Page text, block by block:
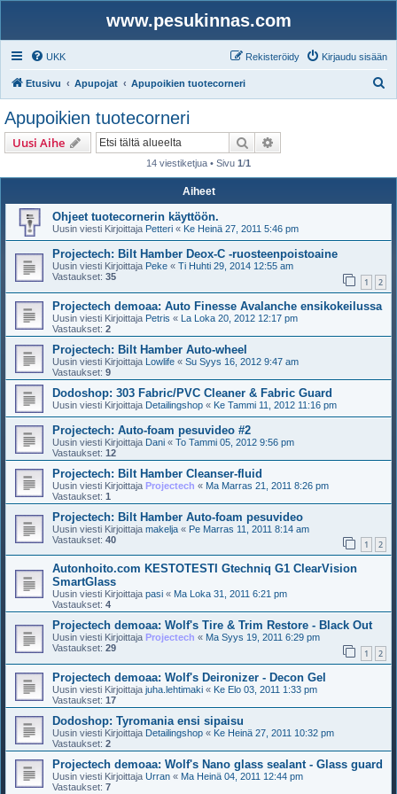
www.pesukinnas.com
UKK Kirjaudu sisään
Rekisteröidy
Etusivu Apupojat Apupoikien tuotecorneri
Apupoikien tuotecorneri
Uusi Aihe Etsi
14 viestiketjua • Sivu 1/1
Aiheet
Ohjeet tuotecornerin käyttöön.
Uusin viesti Kirjoittaja Petteri « Ke Heinä 27, 2011 5:46 pm
Projectech: Bilt Hamber Deox-C -ruosteenpoistoaine
Uusin viesti Kirjoittaja Peke « Ti Huhti 29, 2014 12:55 am
Vastaukset: 35 1 2
Projectech demoaa: Auto Finesse Avalanche ensikokeilussa
Uusin viesti Kirjoittaja Petris « La Loka 20, 2012 12:17 pm
Vastaukset: 2
Projectech: Bilt Hamber Auto-wheel
Uusin viesti Kirjoittaja Lowlife « Su Syys 16, 2012 9:47 am
Vastaukset: 9
Dodoshop: 303 Fabric/PVC Cleaner & Fabric Guard
Uusin viesti Kirjoittaja Detailingshop « Ke Tammi 11, 2012 11:16 pm
Projectech: Auto-foam pesuvideo #2
Uusin viesti Kirjoittaja Dani « To Tammi 05, 2012 9:56 pm
Vastaukset: 12
Projectech: Bilt Hamber Cleanser-fluid
Uusin viesti Kirjoittaja Projectech « Ma Marras 21, 2011 8:26 pm
Vastaukset: 1
Projectech: Bilt Hamber Auto-foam pesuvideo
Uusin viesti Kirjoittaja makelja « Pe Marras 11, 2011 8:14 am
Vastaukset: 40 1 2
Autonhoito.com KESTOTESTI Gtechniq G1 ClearVision
SmartGlass
Uusin viesti Kirjoittaja pasi « Ma Loka 31, 2011 6:21 pm
Vastaukset: 4
Projectech demoaa: Wolf's Tire & Trim Restore - Black Out
Uusin viesti Kirjoittaja Projectech « Ma Syys 19, 2011 6:29 pm
Vastaukset: 29 1 2
Projectech demoaa: Wolf's Deironizer - Decon Gel
Uusin viesti Kirjoittaja juha.lehtimaki « Ke Elo 03, 2011 1:33 pm
Vastaukset: 17
Dodoshop: Tyromania ensi sipaisu
Uusin viesti Kirjoittaja Detailingshop « Ke Heinä 27, 2011 10:32 pm
Vastaukset: 2
Projectech demoaa: Wolf's Nano glass sealant - Glass guard
Uusin viesti Kirjoittaja Urran « Ma Heinä 04, 2011 12:44 pm
Vastaukset: 7